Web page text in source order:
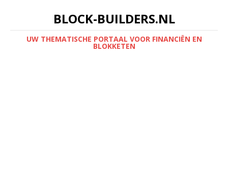
BLOCK-BUILDERS.NL
UW THEMATISCHE PORTAAL VOOR FINANCIËN EN
BLOKKETEN